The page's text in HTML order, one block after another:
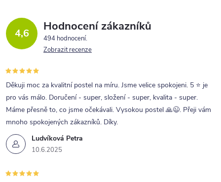
4,6 Hodnocení zákazníků
494 hodnocení
Zobrazit recenze
Ludvíková Petra
10.6.2025
Děkuji moc za kvalitní postel na míru. Jsme velice spokojeni. 5 ⭐ je
pro vás málo. Doručení - super, složení - super, kvalita - super.
Máme přesně to, co jsme očekávali. Vysokou postel 🙏😉. Přeji vám
mnoho spokojených zákazníků. Díky.